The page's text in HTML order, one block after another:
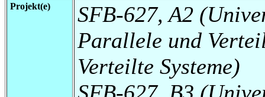
Projekt(e)
SFB-627, A2
Parallele und
Verteilte Systeme)